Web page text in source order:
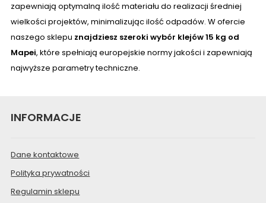
zapewniają optymalną ilość materiału do realizacji średniej
wielkości projektów, minimalizując ilość odpadów. W ofercie
naszego sklepu znajdziesz szeroki wybór klejów 15 kg od
Mapei, które spełniają europejskie normy jakości i zapewniają
najwyższe parametry techniczne.
INFORMACJE
Dane kontaktowe
Polityka prywatności
Regulamin sklepu